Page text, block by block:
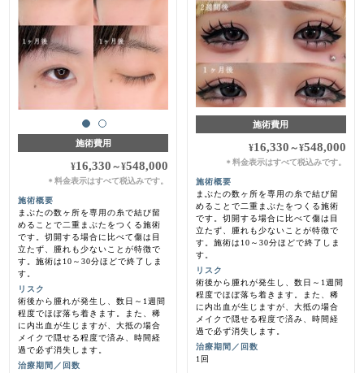
施術費用
¥16,330 ～¥548,000
＊料金表示はすべて税込みです。
施術概要
まぶたの数ヶ所を専用の糸で結び留
めることで二重まぶたをつくる施術
です。切開する場合に比べて傷は目
立たず、腫れも少ないことが特徴で
す。施術は10～30分ほどで終了しま
す。
リスク
術後から腫れが発生し、数日～1週間
程度でほぼ落ち着きます。また、稀
に内出血が生じますが、大抵の場合
メイクで隠せる程度で済み、時間経
過で必ず消失します。
治療期間／回数
施術費用
¥16,330 ～¥548,000
＊ 料金表示はすべて税込みです。
施術概要
まぶたの数ヶ所を専用の糸で結び留
めることで二重まぶたをつくる施術
です。切開する場合に比べて傷は目
立たず、腫れも少ないことが特徴で
す。施術は10～30分ほどで終了しま
す。
リスク
術後から腫れが発生し、数日～1週間
程度でほぼ落ち着きます。また、稀
に内出血が生じますが、大抵の場合
メイクで隠せる程度で済み、時間経
過で必ず消失します。
治療期間／回数
1回